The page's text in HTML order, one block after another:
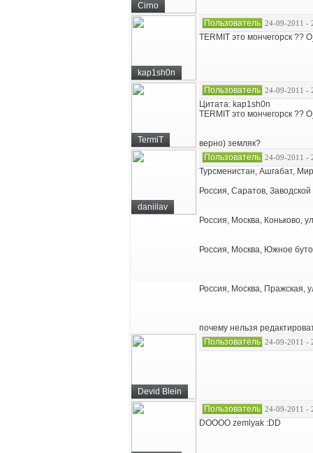
Cirno
kap1sh0n
Пользователь 24-09-2011 -
TERMIT это мончегорск ??
TermiT
Пользователь 24-09-2011 -
Цитата: kap1sh0n
TERMIT это мончегорск ??
верно) земляк?
daniilav
Пользователь 24-09-2011 -
Турсменистан, Ашгабат,
Россия, Саратов,
Россия, Москва, Коньково,
Россия, Москва, Южное
Россия, Москва, Пражская,
почему нельзя
Devid Blein
Пользователь 24-09-2011 -
Пользователь 24-09-2011 -
DOOOO zemlyak :DD